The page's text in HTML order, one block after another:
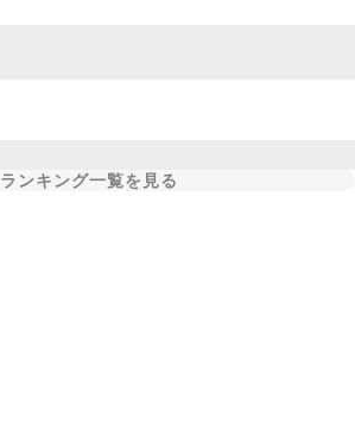
ランキング一覧を見る